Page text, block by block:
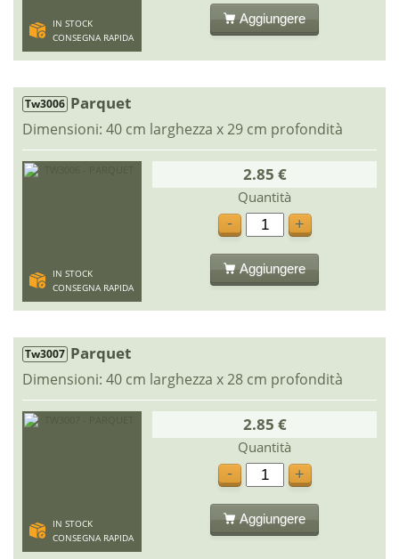
IN STOCK
CONSEGNA RAPIDA
Aggiungere
Tw3006 Parquet
Dimensioni: 40 cm larghezza x 29 cm profondità
IN STOCK
CONSEGNA RAPIDA
2.85 €
Quantità
-
+
Aggiungere
Tw3007 Parquet
Dimensioni: 40 cm larghezza x 28 cm profondità
IN STOCK
CONSEGNA RAPIDA
2.85 €
Quantità
-
+
Aggiungere